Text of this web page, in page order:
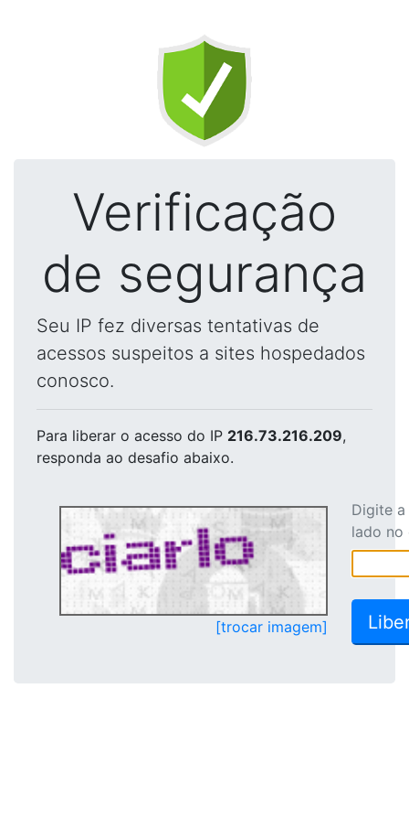
Verificação
de segurança
Seu IP fez diversas tentativas de
acessos suspeitos a sites hospedados
conosco.
Para liberar o acesso do IP 216.73.216.209,
responda ao desafio abaixo.
[trocar imagem]
Digite
lado no